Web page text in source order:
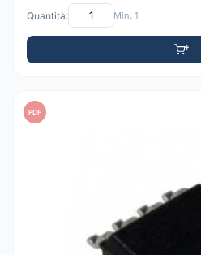
Quantità: Min: 1
PDF